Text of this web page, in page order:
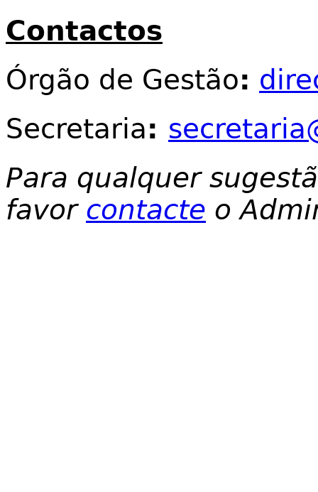
Contactos
Órgão de Gestão:
Secretaria:
Para qualquer
favor contacte o